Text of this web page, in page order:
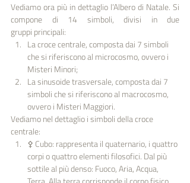
Vediamo ora più in dettaglio l’Albero di Natale. Si
compone di 14 simboli, divisi in due
gruppi principali:
La croce centrale, composta dai 7 simboli
che si riferiscono al microcosmo, ovvero i
Misteri Minori;
La sinusoide trasversale, composta dai 7
simboli che si riferiscono al macrocosmo,
ovvero i Misteri Maggiori.
Vediamo nel dettaglio i simboli della croce
centrale:
⚴ Cubo: rappresenta il quaternario, i quattro
corpi o quattro elementi filosofici. Dal più
sottile al più denso: Fuoco, Aria, Acqua,